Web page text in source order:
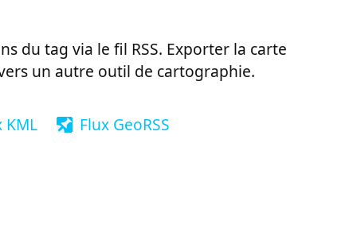
du tag via le fil RSS. Exporter la carte
un autre outil de cartographie.
KML Flux GeoRSS